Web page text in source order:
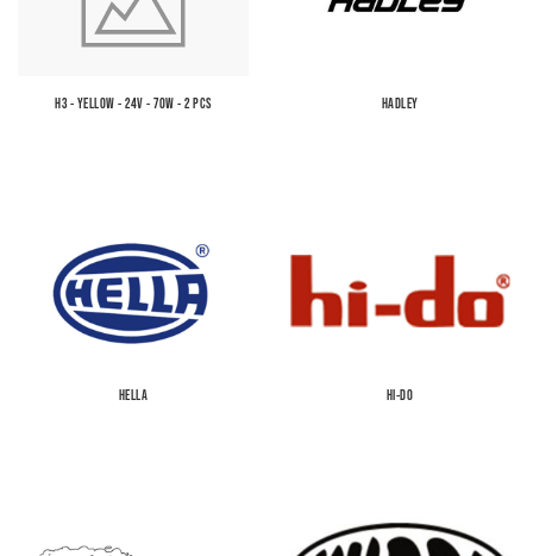
H3 - YELLOW - 24V - 70W - 2 PCS HADLEY
HELLA HI-DO